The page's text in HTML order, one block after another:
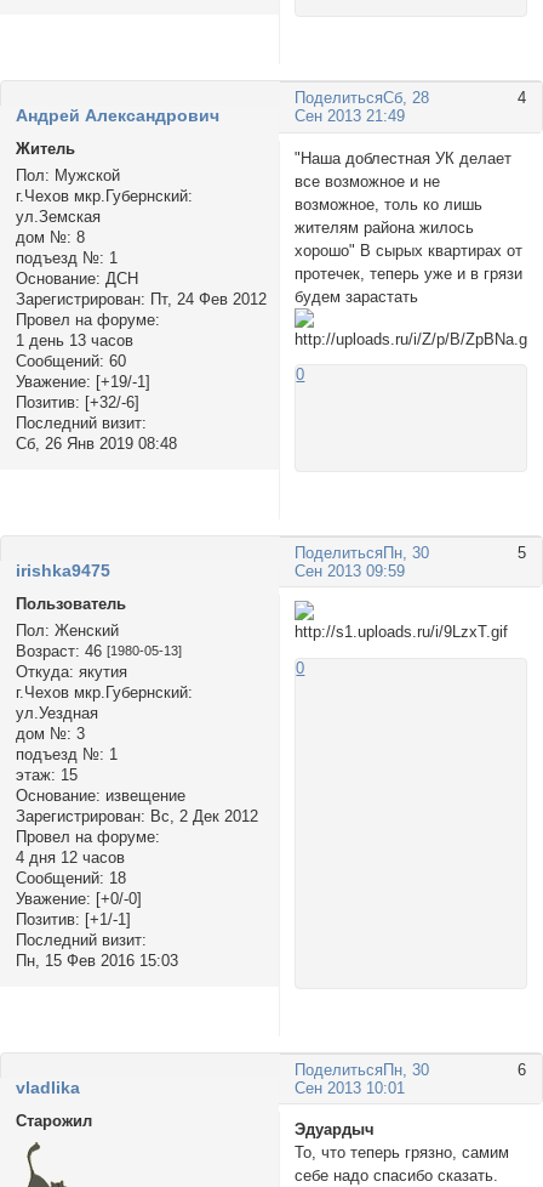
Поделиться 4
Сб, 28
Сен 2013 21:49
Андрей Александрович
Житель
Пол: Мужской
г.Чехов мкр.Губернский:
ул.Земская
дом №: 8
подъезд №: 1
Основание: ДСН
Зарегистрирован: Пт, 24 Фев 2012
Провел на форуме:
1 день 13 часов
Сообщений: 60
Уважение: [+19/-1]
Позитив: [+32/-6]
Последний визит:
Сб, 26 Янв 2019 08:48
"Наша доблестная УК делает
все возможное и не
возможное, толь ко лишь
жителям района жилось
хорошо" В сырых квартирах от
протечек, теперь уже и в грязи
будем зарастать
0
Поделиться 5
Пн, 30
Сен 2013 09:59
irishka9475
Пользователь
Пол: Женский
Возраст: 46 [1980-05-13]
Откуда: якутия
г.Чехов мкр.Губернский:
ул.Уездная
дом №: 3
подъезд №: 1
этаж: 15
Основание: извещение
Зарегистрирован: Вс, 2 Дек 2012
Провел на форуме:
4 дня 12 часов
Сообщений: 18
Уважение: [+0/-0]
Позитив: [+1/-1]
Последний визит:
Пн, 15 Фев 2016 15:03
0
Поделиться 6
Пн, 30
Сен 2013 10:01
vladlika
Старожил
Эдуардыч
То, что теперь грязно, самим
себе надо спасибо сказать.